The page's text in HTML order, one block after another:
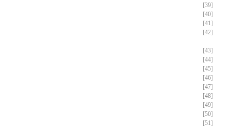
[39]
[40]
[41]
[42]
[43]
[44]
[45]
[46]
[47]
[48]
[49]
[50]
[51]